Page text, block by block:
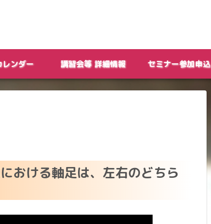
レンダー 講習会等 詳細情報 セミナー参加申込
おける軸足は、左右のどちら